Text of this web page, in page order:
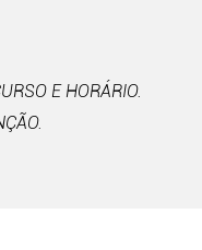
E HORÁRIO.